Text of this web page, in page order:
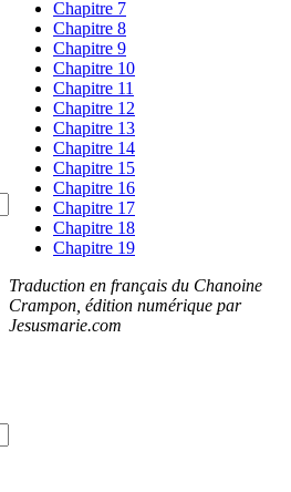
Chapitre 7
Chapitre 8
Chapitre 9
Chapitre 10
Chapitre 11
Chapitre 12
Chapitre 13
Chapitre 14
Chapitre 15
Chapitre 16
Chapitre 17
Chapitre 18
Chapitre 19
Traduction en français du Chanoine
Crampon, édition numérique par
Jesusmarie.com